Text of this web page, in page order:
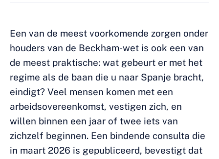
Een van de meest voorkomende zorgen onder
houders van de Beckham-wet is ook een van
de meest praktische: wat gebeurt er met het
regime als de baan die u naar Spanje bracht,
eindigt? Veel mensen komen met een
arbeidsovereenkomst, vestigen zich, en
willen binnen een jaar of twee iets van
zichzelf beginnen. Een bindende consulta die
in maart 2026 is gepubliceerd, bevestigt dat